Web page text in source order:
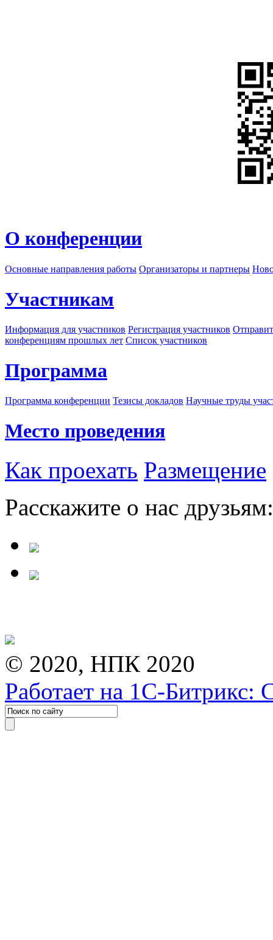
О конференции
Основные направления работы Организаторы и партнеры
Участникам
Информация для участников Регистрация участников
конференциям прошлых лет Список участников
Программа
Программа конференции Тезисы докладов Научные труды
Место проведения
Как проехать Размещение
Расскажите о нас друзьям:
© 2020, НПК 2020
Работает на 1С-Битрикс: